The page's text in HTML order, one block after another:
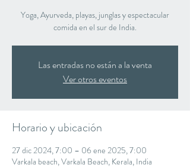
Yoga, Ayurveda, playas, junglas y espectacular
comida en el sur de India.
Las entradas no están a la venta
Ver otros eventos
Horario y ubicación
27 dic 2024, 7:00 – 06 ene 2025, 7:00
Varkala beach, Varkala Beach, Kerala, India